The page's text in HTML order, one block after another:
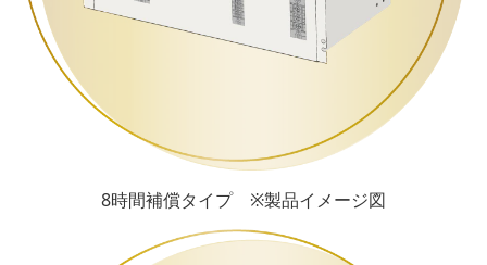
8時間補償タイプ ※製品イメージ図